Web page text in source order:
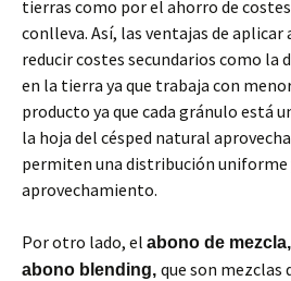
tierras como por el ahorro de
conlleva. Así, las ventajas de
reducir costes secundarios como la
en la tierra ya que trabaja con
producto ya que cada gránulo está
la hoja del césped natural
permiten una distribución uniforme
aprovechamiento.
Por otro lado, el abono de mezcla,
abono blending, que son mezclas